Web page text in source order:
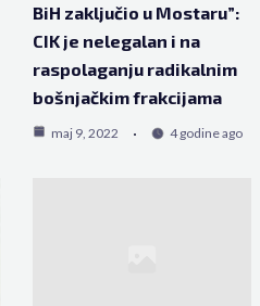
BiH zaključio u Mostaru”:
CIK je nelegalan i na
raspolaganju radikalnim
bošnjačkim frakcijama
maj 9, 2022 4 godine ago